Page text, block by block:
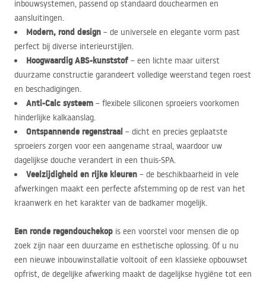
inbouwsystemen, passend op standaard douchearmen en
aansluitingen.
Modern, rond design – de universele en elegante vorm past
perfect bij diverse interieurstijlen.
HoogwaardigABS-kunststof – een lichte maar uiterst
duurzame constructie garandeert volledige weerstand tegen roest
en beschadigingen.
Anti-Calc systeem – flexibele siliconen sproeiers voorkomen
hinderlijke kalkaanslag.
Ontspannende regenstraal – dicht en precies geplaatste
sproeiers zorgen voor een aangename straal, waardoor uw
dagelijkse douche verandert in een thuis-SPA.
Veelzijdigheid en rijke kleuren – de beschikbaarheid in vele
afwerkingen maakt een perfecte afstemming op de rest van het
kraanwerk en het karakter van de badkamer mogelijk.
Een ronde regendouchekop is een voorstel voor mensen die op
zoek zijn naar een duurzame en esthetische oplossing. Of u nu
een nieuwe inbouwinstallatie voltooit of een klassieke opbouwset
opfrist, de degelijke afwerking maakt de dagelijkse hygiëne tot een